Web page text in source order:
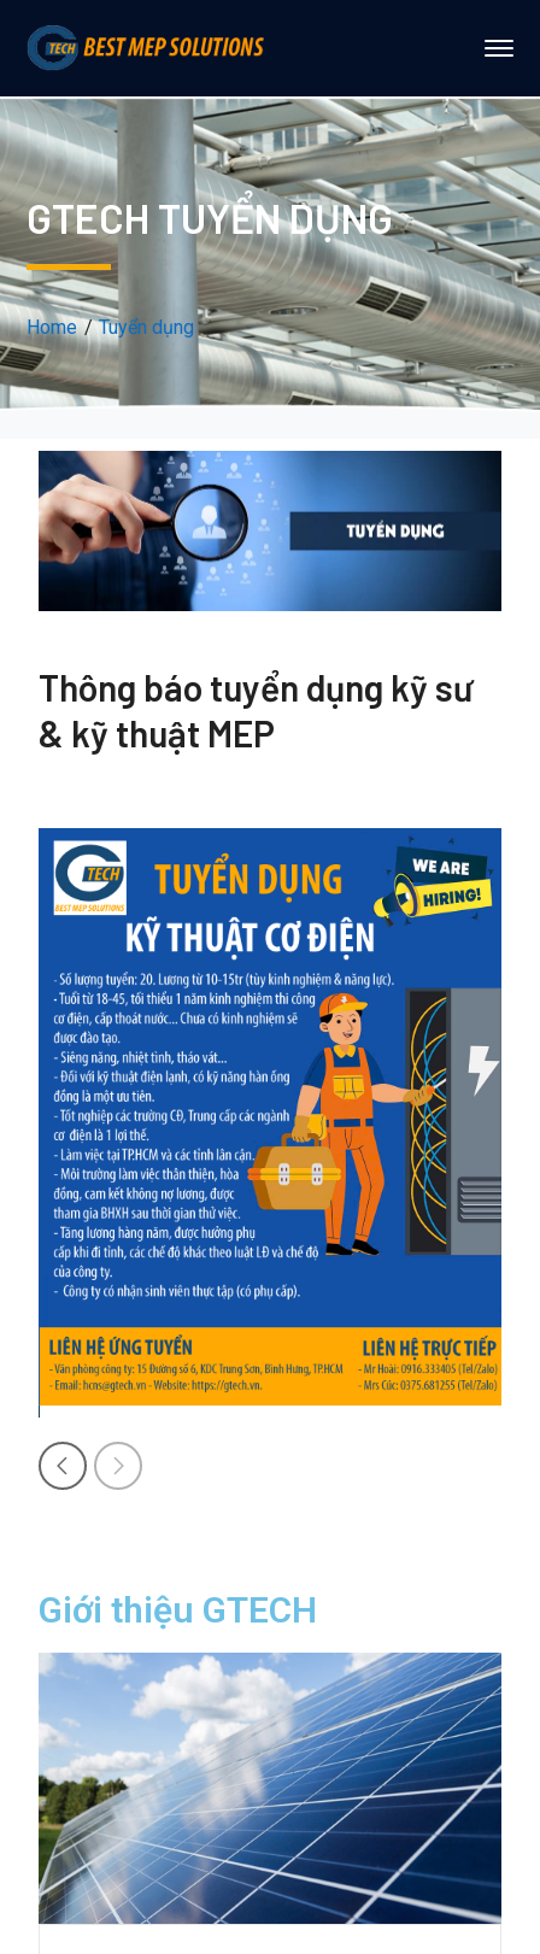
GTECH TUYỂN DỤNG
Home Tuyển dụng
Thông báo tuyển dụng kỹ sư
& kỹ thuật MEP
Giới thiệu GTECH